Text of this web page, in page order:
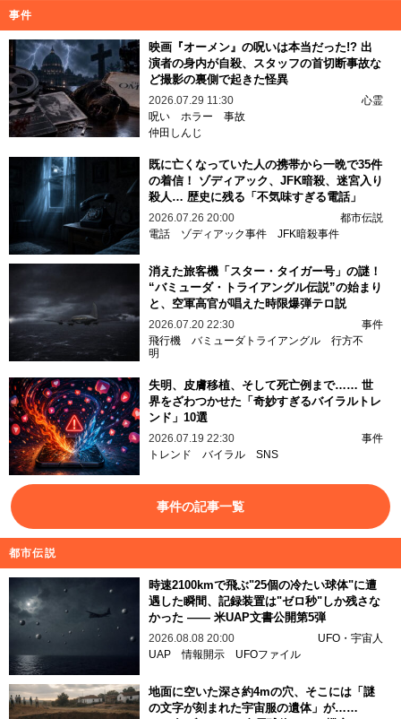
事件
映画『オーメン』の呪いは本当だった!? 出
演者の身内が自殺、スタッフの首切断事故な
ど撮影の裏側で起きた怪異
2026.07.29 11:30
心霊
呪い
ホラー 事故
仲田しんじ
既に亡くなっていた人の携帯から一晩で35件
の着信！ ゾディアック、JFK暗殺、迷宮入り
殺人… 歴史に残る「不気味すぎる電話」
2026.07.26 20:00
都市伝説
電話
ゾディアック事件 JFK暗殺事件
消えた旅客機「スター・タイガー号」の謎！
“バミューダ・トライアングル伝説”の始まり
と、空軍高官が唱えた時限爆弾テロ説
2026.07.20 22:30
事件
飛行機 バミューダトライアングル 行方不
明
失明、皮膚移植、そして死亡例まで…… 世
界をざわつかせた「奇妙すぎるバイラルトレ
ンド」10選
2026.07.19 22:30
事件
トレンド バイラル SNS
事件の記事一覧
都市伝説
時速2100kmで飛ぶ"25個の冷たい球体"に遭
遇した瞬間、記録装置は"ゼロ秒"しか残さな
かった —— 米UAP文書公開第5弾
2026.08.08 20:00
UFO・宇宙人
UAP情報開示 UFOファイル
地面に空いた深さ約4mの穴、そこには「謎
の文字が刻まれた宇宙服の遺体」が……